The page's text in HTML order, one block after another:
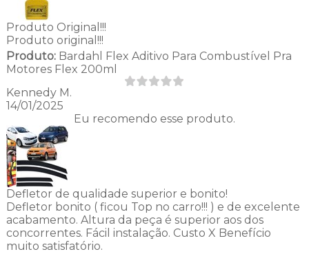
Produto Original!!!
Produto original!!!
Produto:Bardahl Flex Aditivo Para Combustível Pra
Motores Flex 200ml
Kennedy M.
14/01/2025
Eu recomendo esse produto.
Defletor de qualidade superior e bonito!
Defletor bonito ( ficou Top no carro!!! ) e de excelente
acabamento. Altura da peça é superior aos dos
concorrentes. Fácil instalação. Custo X Benefício
muito satisfatório.